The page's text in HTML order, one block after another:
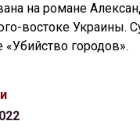
на романе
востоке Украины.
городов».